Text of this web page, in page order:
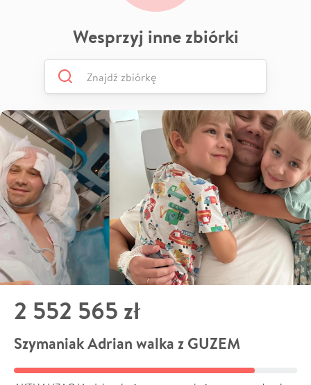
Wesprzyj inne zbiórki
2 552 565 zł
Szymaniak Adrian walka z GUZEM